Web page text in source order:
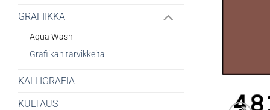
GRAFIIKKA
Aqua Wash
Grafiikan tarvikkeita
KALLIGRAFIA
KULTAUS